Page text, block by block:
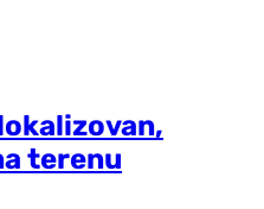
terenu